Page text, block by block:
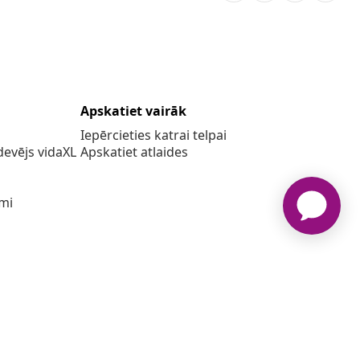
vidaXL
Apskatiet vairāk
Iepērcieties katrai telpai
Apskatiet atlaides